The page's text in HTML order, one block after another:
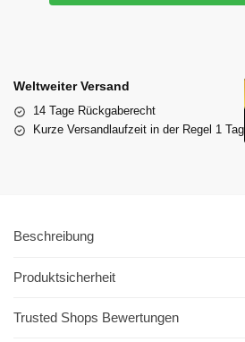
Weltweiter Versand
14 Tage Rückgaberecht
Kurze Versandlaufzeit in der Regel 1 Tag
Beschreibung
Produktsicherheit
Trusted Shops Bewertungen